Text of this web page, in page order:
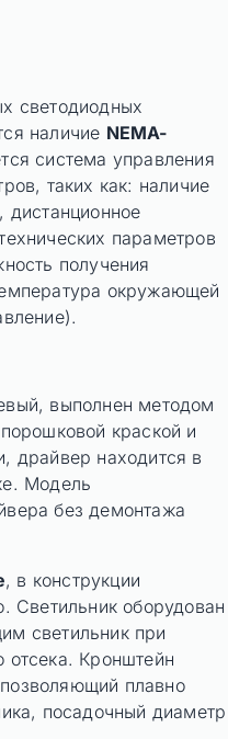
светодиодных
наличие NEMA-
система управления
таких как: наличие
дистанционное
параметров
получения
окружающей
выполнен методом
краской и
драйвер находится в
Модель
без демонтажа
, в конструкции
Светильник оборудован
светильник при
отсека. Кронштейн
плавно
посадочный диаметр